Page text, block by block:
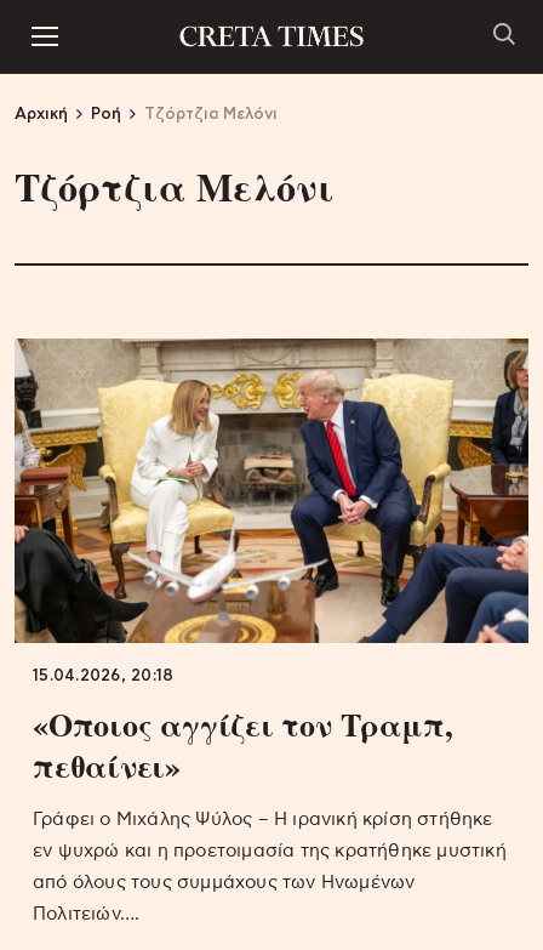
Αρχική Ροή Τζόρτζια Μελόνι
Τζόρτζια Μελόνι
15.04.2026, 20:18
«Οποιος αγγίζει τον Τραμπ,
πεθαίνει»
Γράφει ο Μιχάλης Ψύλος – Η ιρανική κρίση στήθηκε
εν ψυχρώ και η προετοιμασία της κρατήθηκε μυστική
από όλους τους συμμάχους των Ηνωμένων
Πολιτειών….